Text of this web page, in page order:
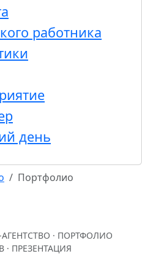
работника
день
Портфолио
· ПОРТФОЛИО
ПРЕЗЕНТАЦИЯ